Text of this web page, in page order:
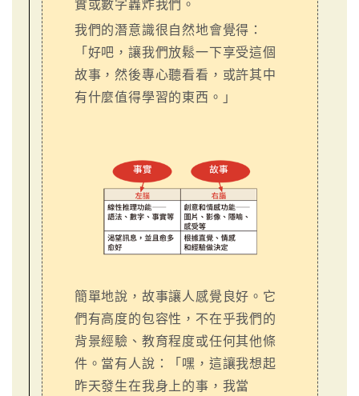
實或數字轟炸我們。
我們的潛意識很自然地會覺得：
「好吧，讓我們放鬆一下享受這個
故事，然後專心聽看看，或許其中
有什麼值得學習的東西。」
簡單地說，故事讓人感覺良好。它
們有高度的包容性，不在乎我們的
背景經驗、教育程度或任何其他條
件。當有人說：「嘿，這讓我想起
昨天發生在我身上的事，我當